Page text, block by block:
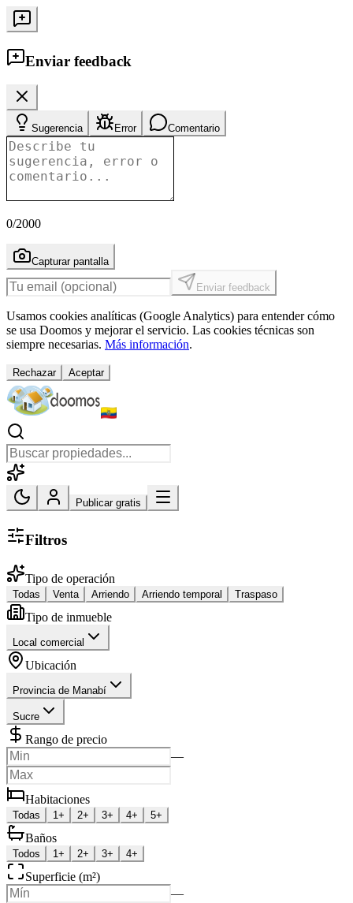
Enviar feedback
Sugerencia Error Comentario
0/2000
Capturar pantalla
Enviar feedback
Usamos cookies analíticas (Google Analytics) para entender cómo
se usa Doomos y mejorar el servicio. Las cookies técnicas son
siempre necesarias. Más información.
Rechazar Aceptar
Publicar gratis
Filtros
Tipo de operación
Todas Venta Arriendo Arriendo temporal Traspaso
Tipo de inmueble
Local comercial
Ubicación
Provincia de Manabí
Sucre
Rango de precio
—
Habitaciones
Todas 1+ 2+ 3+ 4+ 5+
Baños
Todos 1+ 2+ 3+ 4+
Superficie (m²)
—